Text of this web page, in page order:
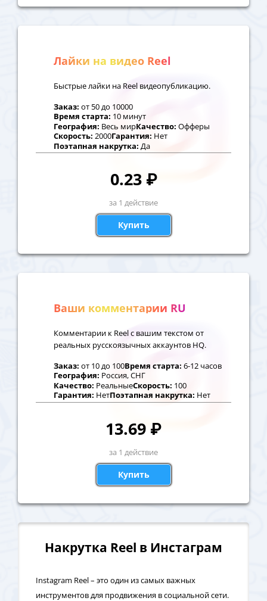
Лайки на видео Reel
Быстрые лайки на Reel видеопубликацию.
Заказ: от 50 до 10000
Время старта: 10 минут
География: Весь мирКачество: Офферы
Скорость: 2000Гарантия: Нет
Поэтапная накрутка: Да
0.23 ₽
за 1 действие
Купить
Ваши комментарии RU
Комментарии к Reel с вашим текстом от
реальных русскоязычных аккаунтов HQ.
Заказ: от 10 до 100Время старта: 6-12 часов
География: Россия, СНГ
Качество: РеальныеСкорость: 100
Гарантия: НетПоэтапная накрутка: Нет
13.69 ₽
за 1 действие
Купить
Накрутка Reel в Инстаграм
Instagram Reel – это один из самых важных
инструментов для продвижения в социальной сети.